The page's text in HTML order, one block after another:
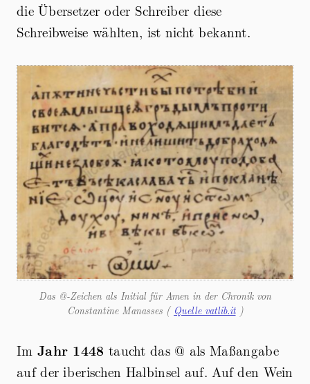
die Übersetzer oder Schreiber diese
Schreibweise wählten, ist nicht bekannt.
Das @-Zeichen als Initial für Amen in der Chronik von
Constantine Manasses ( Quelle vatlib.it)
Im Jahr 1448 taucht das @ als Maßangabe
auf der iberischen Halbinsel auf. Auf den Wein